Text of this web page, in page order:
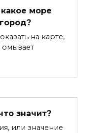
море
на карте,
значит?
или значение